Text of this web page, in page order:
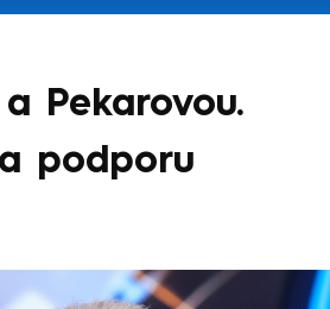
Pekarovou.
podporu